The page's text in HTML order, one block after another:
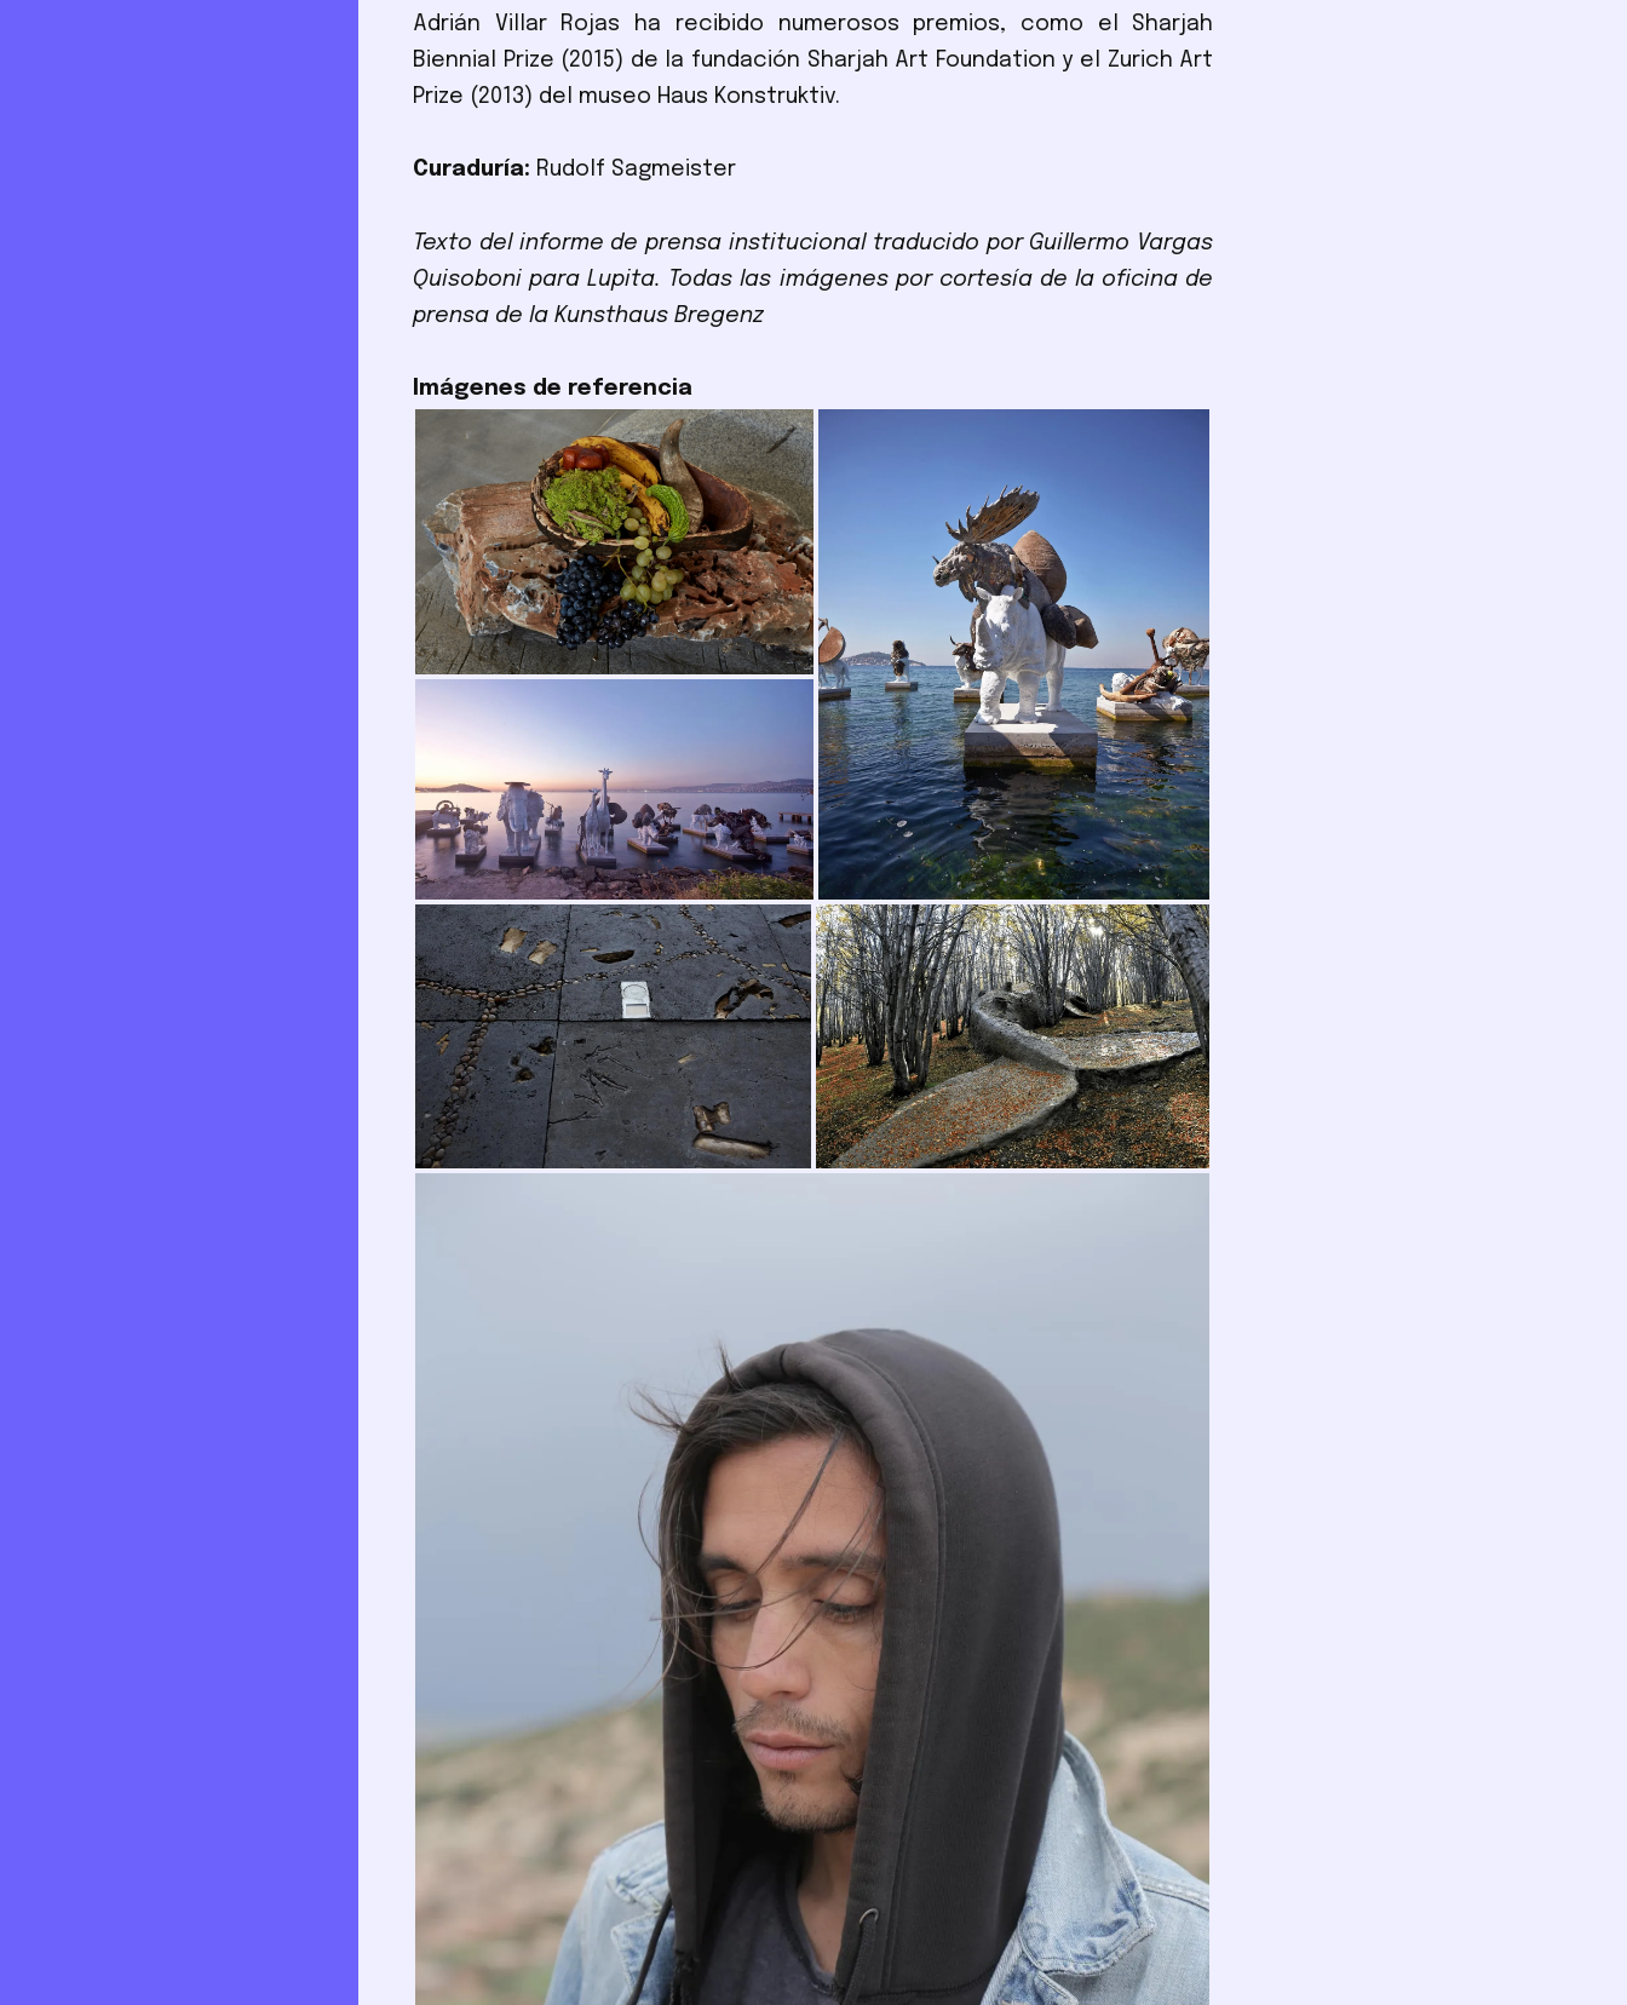
Adrián Villar Rojas ha recibido numerosos premios, como el Sharjah
Biennial Prize (2015) de la fundación Sharjah Art Foundation y el Zurich Art
Prize (2013) del museo Haus Konstruktiv.
Curaduría: Rudolf Sagmeister
Texto del informe de prensa institucional traducido por Guillermo Vargas
Quisoboni para Lupita. Todas las imágenes por cortesía de la oficina de
prensa de la Kunsthaus Bregenz
Imágenes de referencia